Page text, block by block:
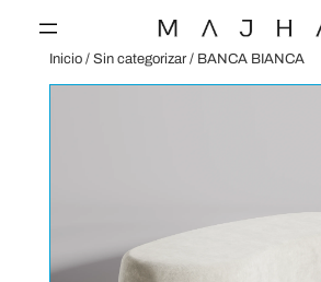
Saltar
contenido
Inicio /Sin categorizar/ BANCA BIANCA